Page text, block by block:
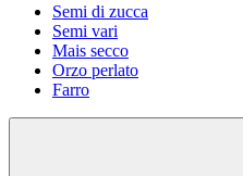
Semi di zucca
Semi vari
Mais secco
Orzo perlato
Farro